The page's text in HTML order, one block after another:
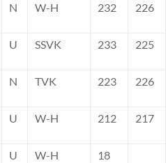
N W-H 232 226
U SSVK 233 225
N TVK 223 226
U W-H 212 217
U W-H 18